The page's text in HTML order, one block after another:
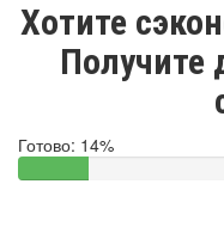
Хотите
Получите
Готово: 14%